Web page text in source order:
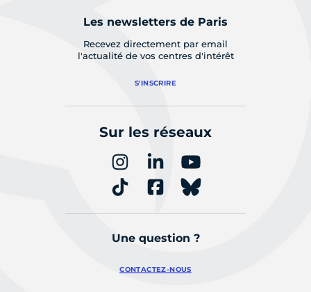
Les newsletters de Paris
Recevez directement par email
l'actualité de vos centres d'intérêt
S'INSCRIRE
Sur les réseaux
Une question ?
CONTACTEZ-NOUS